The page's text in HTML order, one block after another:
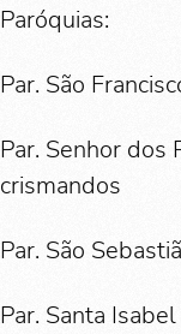
Paróquias:
Par. São
Par. Senhor dos
crismandos
Par. São
Par. Santa